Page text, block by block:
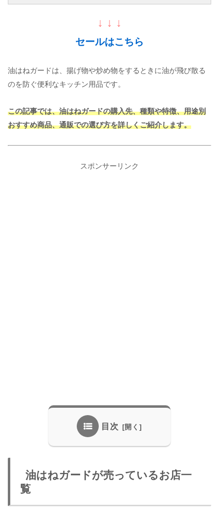
↓ ↓ ↓
セールはこちら
油はねガードは、揚げ物や炒め物をするときに油が飛び散る
のを防ぐ便利なキッチン用品です。
この記事では、油はねガードの購入先、種類や特徴、用途別
おすすめ商品、通販での選び方を詳しくご紹介します。
スポンサーリンク
目次
油はねガードが売っているお店一
覧